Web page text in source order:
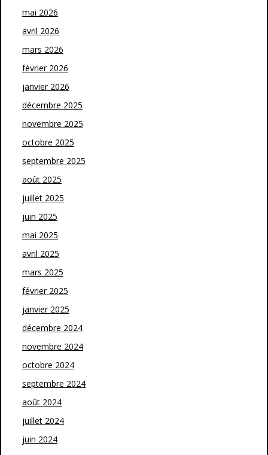
mai 2026
avril 2026
mars 2026
février 2026
janvier 2026
décembre 2025
novembre 2025
octobre 2025
septembre 2025
août 2025
juillet 2025
juin 2025
mai 2025
avril 2025
mars 2025
février 2025
janvier 2025
décembre 2024
novembre 2024
octobre 2024
septembre 2024
août 2024
juillet 2024
juin 2024